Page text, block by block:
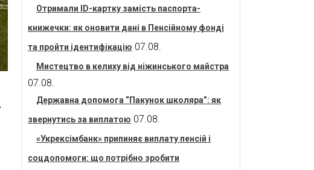
Отримали ID-картку замість паспорта-
книжечки: як оновити дані в Пенсійному фонді
та пройти ідентифікацію 07.08.
Мистецтво в келиху від ніжинського майстра
07.08.
Державна допомога “Пакунок школяра”: як
звернутись за виплатою 07.08.
«Укрексімбанк» припиняє виплату пенсій і
соцдопомоги: що потрібно зробити